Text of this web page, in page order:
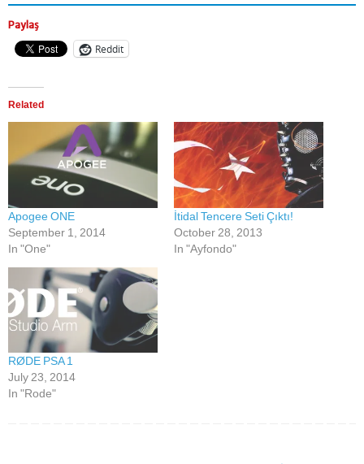
Paylaş
Reddit
Related
Apogee ONE
September 1, 2014
In "One"
İtidal Tencere Seti Çıktı!
October 28, 2013
In "Ayfondo"
RØDE PSA 1
July 23, 2014
In "Rode"